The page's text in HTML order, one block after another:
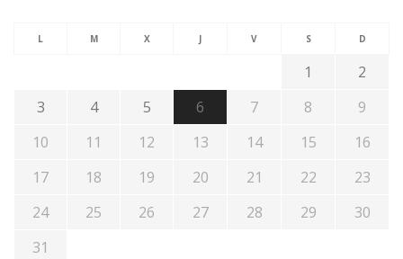
L M X J V S D
1
2
3
4 5 6 7 8
9
10
11 12 13 14 15
16
17
18 19 20 21 22
23
24
25 26 27 28 29
30
31